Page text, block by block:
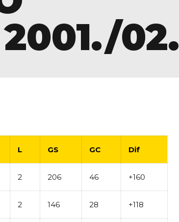
02.
L GS GC Dif
2 206 46 +160
2 146 28 +118